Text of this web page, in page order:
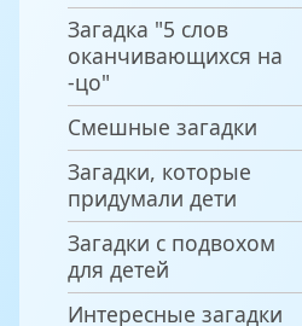
Загадка "5 слов
оканчивающихся на
-цо"
Смешные загадки
Загадки, которые
придумали дети
Загадки с подвохом
для детей
Интересные загадки